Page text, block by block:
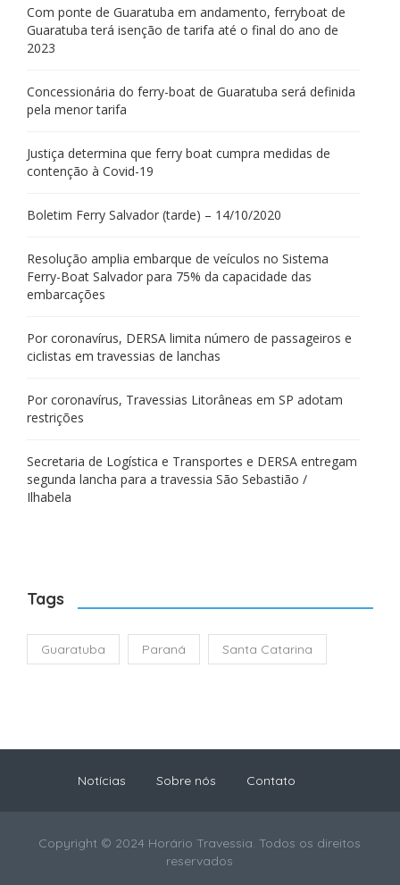
Com ponte de Guaratuba em andamento, ferryboat de
Guaratuba terá isenção de tarifa até o final do ano de
2023
Concessionária do ferry-boat de Guaratuba será definida
pela menor tarifa
Justiça determina que ferry boat cumpra medidas de
contenção à Covid-19
Boletim Ferry Salvador (tarde) – 14/10/2020
Resolução amplia embarque de veículos no Sistema
Ferry-Boat Salvador para 75% da capacidade das
embarcações
Por coronavírus, DERSA limita número de passageiros e
ciclistas em travessias de lanchas
Por coronavírus, Travessias Litorâneas em SP adotam
restrições
Secretaria de Logística e Transportes e DERSA entregam
segunda lancha para a travessia São Sebastião /
Ilhabela
Tags
Guaratuba Paraná Santa Catarina
Notícias Sobre nós Contato
Copyright © 2024 Horário Travessia. Todos os direitos
reservados